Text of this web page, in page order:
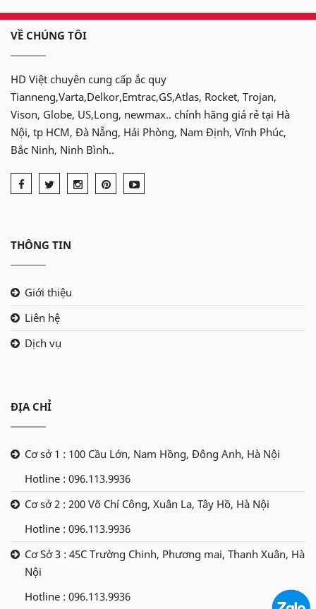
VỀ CHÚNG TÔI
HD Việt chuyên cung cấp ắc quy
Tianneng,Varta,Delkor,Emtrac,GS,Atlas, Rocket, Trojan,
Vison, Globe, US,Long, newmax.. chính hãng giá rẻ tại Hà
Nội, tp HCM, Đà Nẵng, Hải Phòng, Nam Định, Vĩnh Phúc,
Bắc Ninh, Ninh Bình..
THÔNG TIN
Giới thiệu
Liên hệ
Dịch vụ
ĐỊA CHỈ
Cơ sở 1 : 100 Cầu Lớn, Nam Hồng, Đông Anh, Hà Nội
Hotline : 096.113.9936
Cơ sở 2 : 200 Võ Chí Công, Xuân La, Tây Hồ, Hà Nội
Hotline : 096.113.9936
Cơ Sở 3 : 45C Trường Chinh, Phương mai, Thanh Xuân, Hà
Nội
Hotline : 096.113.9936